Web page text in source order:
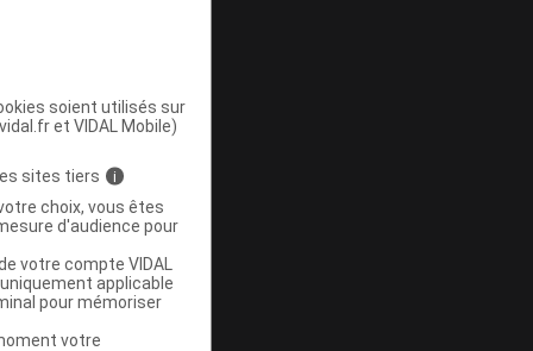
soient utilisés sur
et VIDAL Mobile)
sites tiers i
choix, vous êtes
d'audience pour
votre compte VIDAL
applicable
pour mémoriser
votre